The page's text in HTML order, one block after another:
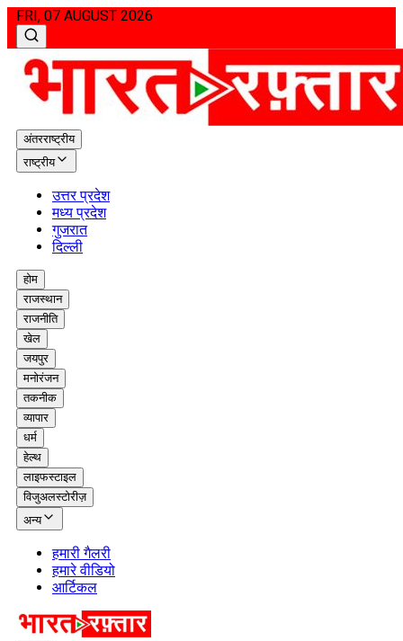
FRI, 07 AUGUST 2026
अंतरराष्ट्रीय
राष्ट्रीय
उत्तर प्रदेश
मध्य प्रदेश
गुजरात
दिल्ली
होम
राजस्थान
राजनीति
खेल
जयपुर
मनोरंजन
तकनीक
व्यापार
धर्म
हेल्थ
लाइफस्टाइल
विजुअलस्टोरीज़
अन्य
हमारी गैलरी
हमारे वीडियो
आर्टिकल